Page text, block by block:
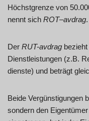
Höchstgrenze von
nennt sich ROT–avdrag.
Der RUT-avdrag
Dienstleistungen (z.B.
dienste) und beträgt
Beide Vergünstigungen
sondern den